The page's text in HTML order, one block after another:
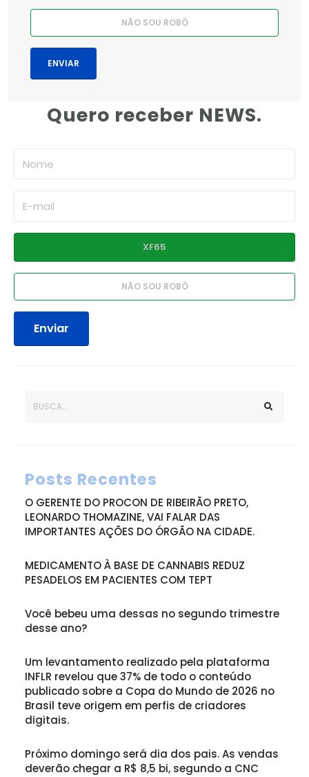
Quero receber NEWS.
Enviar
Posts Recentes
O GERENTE DO PROCON DE RIBEIRÃO PRETO,
LEONARDO THOMAZINE, VAI FALAR DAS
IMPORTANTES AÇÕES DO ÓRGÃO NA CIDADE.
MEDICAMENTO À BASE DE CANNABIS REDUZ
PESADELOS EM PACIENTES COM TEPT
Você bebeu uma dessas no segundo trimestre
desse ano?
Um levantamento realizado pela plataforma
INFLR revelou que 37% de todo o conteúdo
publicado sobre a Copa do Mundo de 2026 no
Brasil teve origem em perfis de criadores
digitais.
Próximo domingo será dia dos pais. As vendas
deverão chegar a R$ 8,5 bi, segundo a CNC